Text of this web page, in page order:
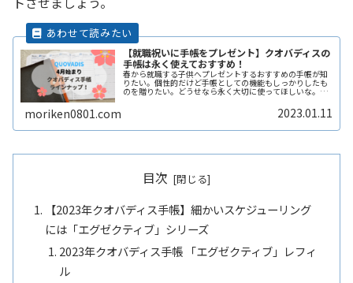
【就職祝いに手帳をプレゼント】クオバディスの
手帳は永く使えておすすめ！
春から就職する子供へプレゼントするおすすめの手帳が知
りたい。個性的だけど手帳としての機能もしっかりしたも
のを贈りたい。どうせなら永く大切に使ってほしいな。今
回紹介するクオバディスの手帳は、見開きで書きやすく、
仕事のスケジュール管理に優れていReadMore...
moriken0801.com 2023.01.11
目次
【2023年クオバディス手帳】細かいスケジューリング
には「エグゼクティブ」シリーズ
2023年クオバディス手帳 「エグゼクティブ」レフィ
ル